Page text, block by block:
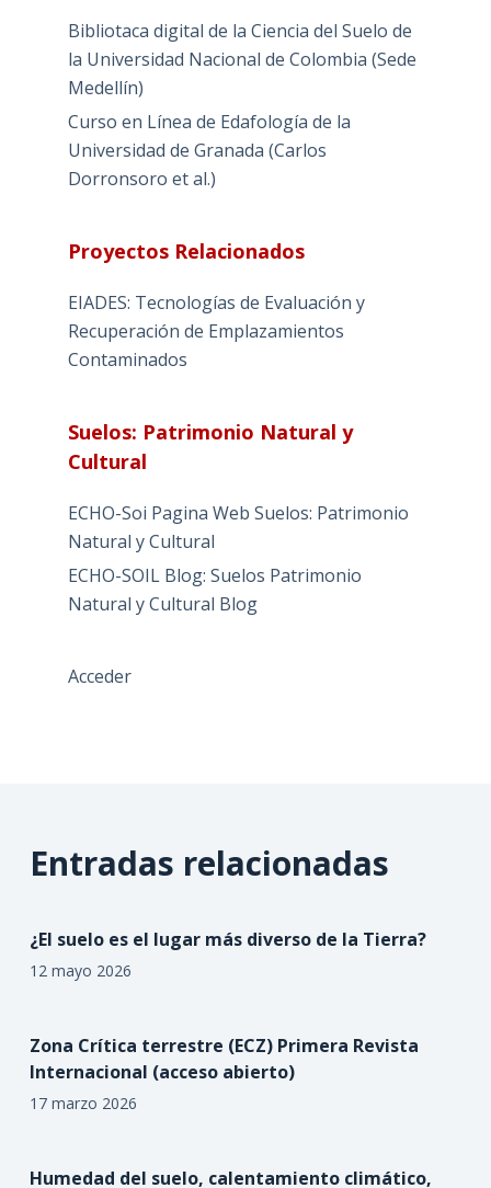
Bibliotaca digital de la Ciencia del Suelo de
la Universidad Nacional de Colombia (Sede
Medellín)
Curso en Línea de Edafología de la
Universidad de Granada (Carlos
Dorronsoro et al.)
Proyectos Relacionados
EIADES: Tecnologías de Evaluación y
Recuperación de Emplazamientos
Contaminados
Suelos: Patrimonio Natural y
Cultural
ECHO-Soi Pagina Web Suelos: Patrimonio
Natural y Cultural
ECHO-SOIL Blog: Suelos Patrimonio
Natural y Cultural Blog
Acceder
Entradas relacionadas
¿El suelo es el lugar más diverso de la Tierra?
12 mayo 2026
Zona Crítica terrestre (ECZ) Primera Revista
Internacional (acceso abierto)
17 marzo 2026
Humedad del suelo, calentamiento climático,